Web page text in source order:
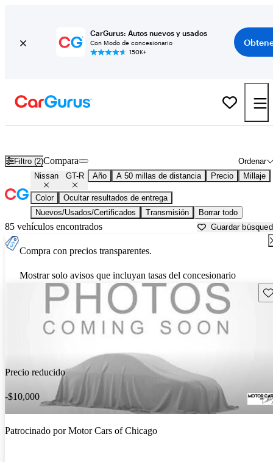
CarGurus: Autos nuevos y usados
Con Modo de concesionario
150K+
Filtro (2) Ordenar
Compara
Nissan GT-R Año A 50 millas de distancia Precio Millaje
Color
Ocultar resultados de entrega
Nuevos/Usados/Certificados
Transmisión Borrar todo
85 vehículos encontrados Guardar
Compra con precios transparentes.
Mostrar solo avisos que incluyan tasas del concesionario
Precio reducido
-$10,000
Patrocinado porMotor Cars of Chicago